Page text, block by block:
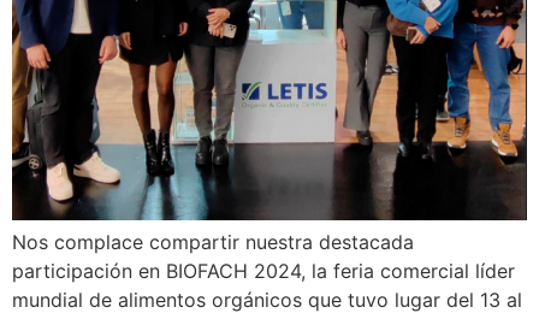
Nos complace compartir nuestra destacada
participación en BIOFACH 2024, la feria comercial líder
mundial de alimentos orgánicos que tuvo lugar del 13 al